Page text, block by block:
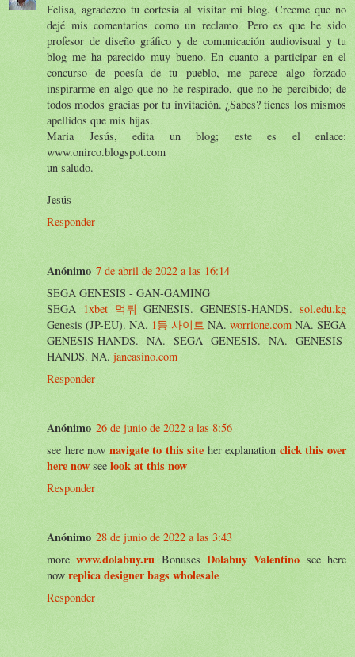
Felisa, agradezco tu cortesía al visitar mi blog. Creeme que no
dejé mis comentarios como un reclamo. Pero es que he sido
profesor de diseño gráfico y de comunicación audiovisual y tu
blog me ha parecido muy bueno. En cuanto a participar en el
concurso de poesía de tu pueblo, me parece algo forzado
inspirarme en algo que no he respirado, que no he percibido; de
todos modos gracias por tu invitación. ¿Sabes? tienes los mismos
apellidos que mis hijas.
Maria Jesús, edita un blog; este es el enlace:
www.onirco.blogspot.com
un saludo.
Jesús
Responder
Anónimo 7 de abril de 2022 a las 16:14
SEGA GENESIS - GAN-GAMING
SEGA 1xbet 먹튀 GENESIS. GENESIS-HANDS.sol.edu.kg
Genesis (JP-EU). NA. 1등 사이트 NA. worrione.com NA. SEGA
GENESIS-HANDS. NA. SEGA GENESIS. NA. GENESIS-
HANDS. NA. jancasino.com
Responder
Anónimo 26 de junio de 2022 a las 8:56
see here now navigate to this site her explanation click this over
here now see look at this now
Responder
Anónimo 28 de junio de 2022 a las 3:43
morewww.dolabuy.ru BonusesDolabuy Valentino see here
now replica designer bags wholesale
Responder